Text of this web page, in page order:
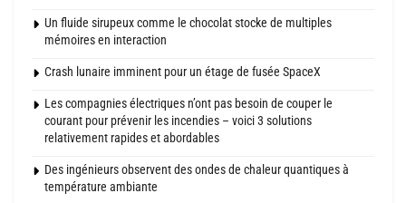
Un fluide sirupeux comme le chocolat stocke de multiples
mémoires en interaction
Crash lunaire imminent pour un étage de fusée SpaceX
Les compagnies électriques n’ont pas besoin de couper le
courant pour prévenir les incendies – voici 3 solutions
relativement rapides et abordables
Des ingénieurs observent des ondes de chaleur quantiques à
température ambiante